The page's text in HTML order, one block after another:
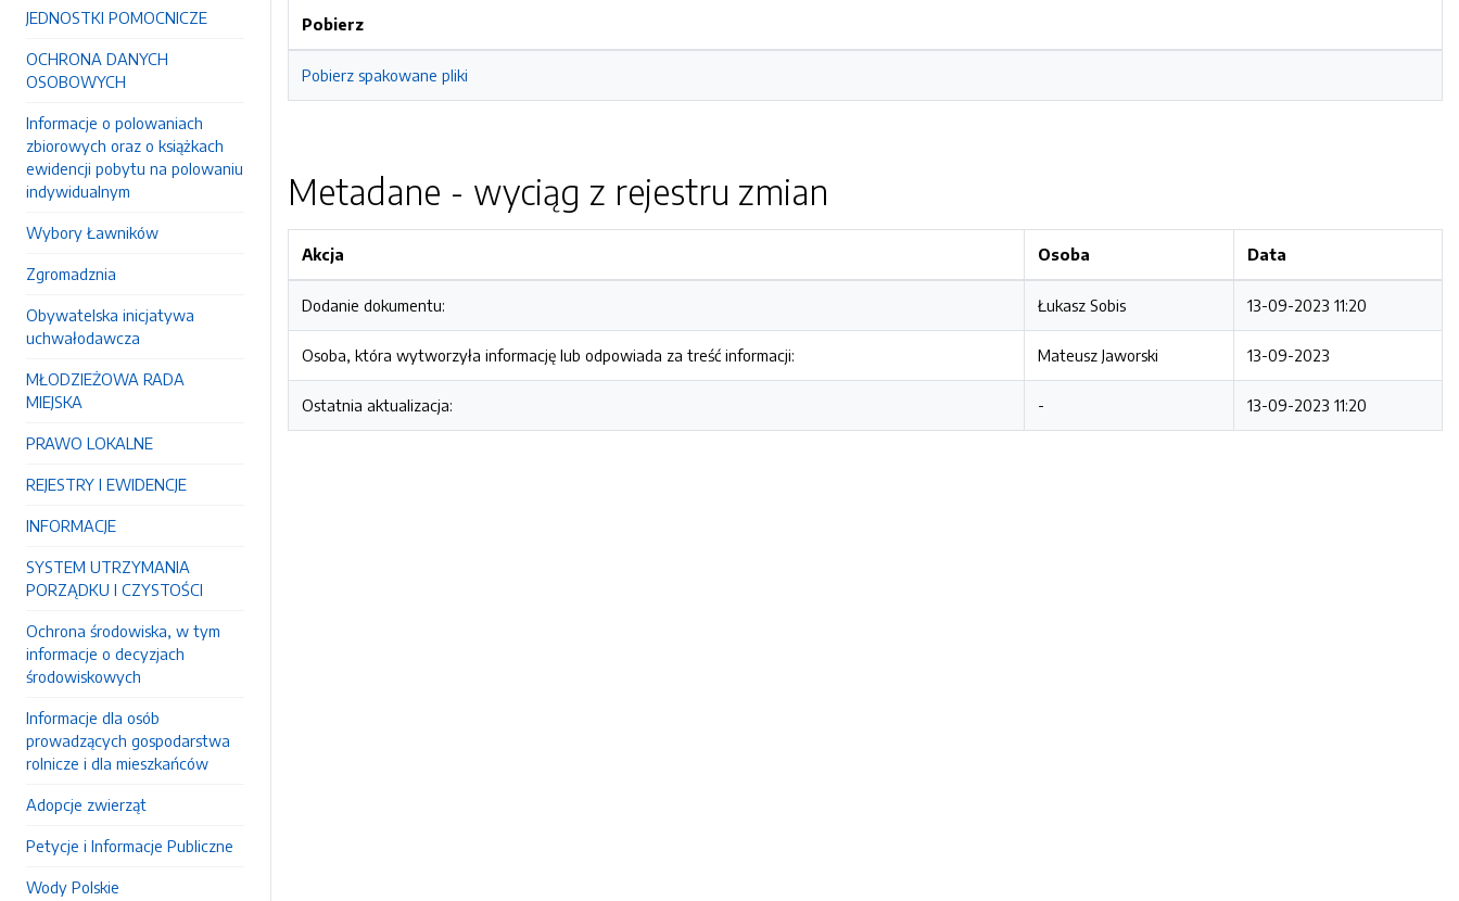
JEDNOSTKI POMOCNICZE
OCHRONA DANYCH
OSOBOWYCH
Informacje o polowaniach
zbiorowych oraz o książkach
ewidencji pobytu na polowaniu
indywidualnym
Wybory Ławników
Zgromadznia
Obywatelska inicjatywa
uchwałodawcza
MŁODZIEŻOWA RADA
MIEJSKA
PRAWO LOKALNE
REJESTRY I EWIDENCJE
INFORMACJE
SYSTEM UTRZYMANIA
PORZĄDKU I CZYSTOŚCI
Ochrona środowiska, w tym
informacje o decyzjach
środowiskowych
Informacje dla osób
prowadzących gospodarstwa
rolnicze i dla mieszkańców
Adopcje zwierząt
Petycje i Informacje Publiczne
Wody Polskie
Pobierz
Pobierz spakowane pliki
Metadane - wyciąg z rejestru zmian
Akcja Osoba Data
Dodanie dokumentu: Łukasz Sobis 13-09-2023 11:20
Osoba, która wytworzyła informację lub odpowiada za treść informacji: Mateusz Jaworski 13-09-2023
Ostatnia aktualizacja: - 13-09-2023 11:20